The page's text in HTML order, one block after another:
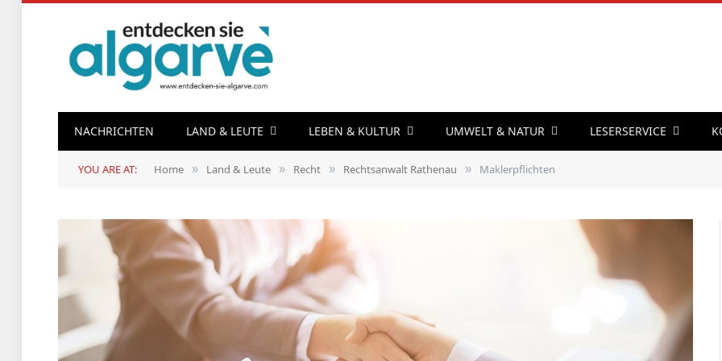
NACHRICHTEN LAND & LEUTE LEBEN & KULTUR UMWELT & NATUR LESERSERVICE
YOU ARE AT: Home » Land & Leute » Recht » Rechtsanwalt Rathenau » Maklerpflichten